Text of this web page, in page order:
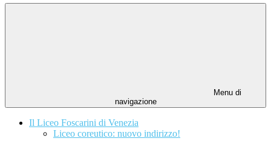
Menu di
navigazione
Il Liceo Foscarini di Venezia
Liceo coreutico: nuovo indirizzo!